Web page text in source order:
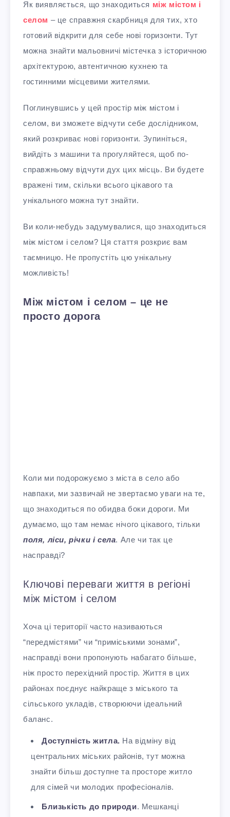
Як виявляється, що знаходиться між містом і
селом – це справжня скарбниця для тих, хто
готовий відкрити для себе нові горизонти. Тут
можна знайти мальовничі містечка з історичною
архітектурою, автентичною кухнею та
гостинними місцевими жителями.
Поглинувшись у цей простір між містом і
селом, ви зможете відчути себе дослідником,
який розкриває нові горизонти. Зупиніться,
вийдіть з машини та прогуляйтеся, щоб по-
справжньому відчути дух цих місць. Ви будете
вражені тим, скільки всього цікавого та
унікального можна тут знайти.
Ви коли-небудь задумувалися, що знаходиться
між містом і селом? Ця стаття розкриє вам
таємницю. Не пропустіть цю унікальну
можливість!
Між містом і селом – це не
просто дорога
Коли ми подорожуємо з міста в село або
навпаки, ми зазвичай не звертаємо уваги на те,
що знаходиться по обидва боки дороги. Ми
думаємо, що там немає нічого цікавого, тільки
поля, ліси, річки і села. Але чи так це
насправді?
Ключові переваги життя в регіоні
між містом і селом
Хоча ці території часто називаються
“передмістями” чи “приміськими зонами”,
насправді вони пропонують набагато більше,
ніж просто перехідний простір. Життя в цих
районах поєднує найкраще з міського та
сільського укладів, створюючи ідеальний
баланс.
Доступність житла. На відміну від
центральних міських районів, тут можна
знайти більш доступне та просторе житло
для сімей чи молодих професіоналів.
Близькість до природи. Мешканці